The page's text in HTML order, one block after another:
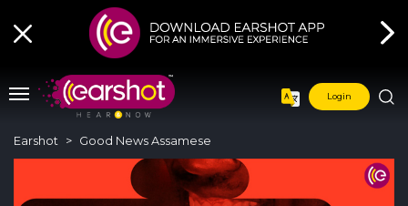
Login
Earshot Good News Assamese